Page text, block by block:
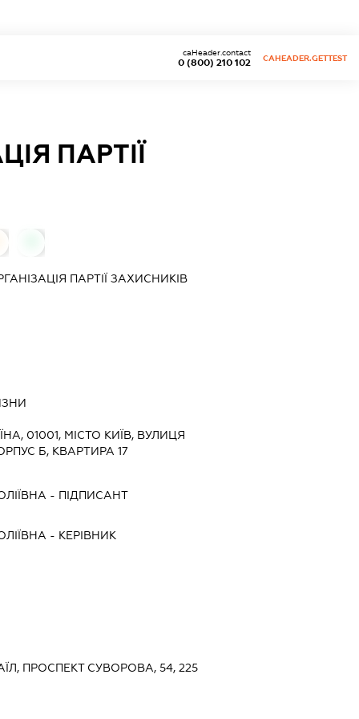
0 (800) 210 102
caHeader.contact
CAHEADER.GETTEST
ПАРТІЇ
ПАРТІЇ ЗАХИСНИКІВ
01001, МІСТО КИЇВ, ВУЛИЦЯ
Б, КВАРТИРА 17
- ПІДПИСАНТ
- КЕРІВНИК
ПРОСПЕКТ СУВОРОВА, 54, 225